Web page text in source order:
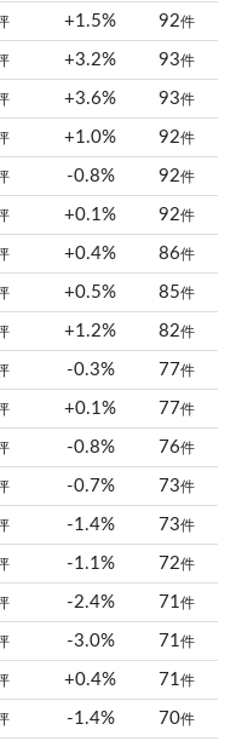
+1.5% 92件
+3.2% 93件
+3.6% 93件
+1.0% 92件
-0.8% 92件
+0.1% 92件
+0.4% 86件
+0.5% 85件
+1.2% 82件
-0.3% 77件
+0.1% 77件
-0.8% 76件
-0.7% 73件
-1.4% 73件
-1.1% 72件
-2.4% 71件
-3.0% 71件
+0.4% 71件
-1.4% 70件